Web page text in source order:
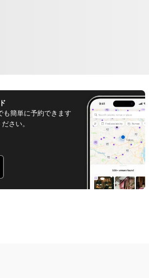
も簡単に予約できます
さい。